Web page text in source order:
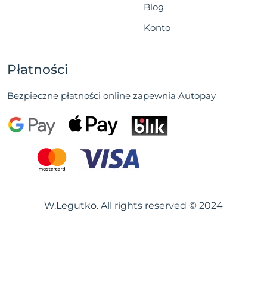
Blog
Konto
Płatności
Bezpieczne płatności online zapewnia Autopay
W.Legutko. All rights reserved © 2024